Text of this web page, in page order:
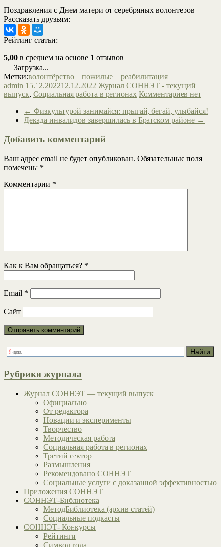
Поздравления с Днем матери от серебряных волонтеров
Рассказать друзьям:
Рейтинг статьи:
5,00 в среднем на основе 1 отзывов
Загрузка...
Метки:волонтёрство пожилые
реабилитация
admin 15.12.202212.12.2022 Журнал СОННЭТ - текущий
выпуск, Социальная работа в регионах Комментариев нет
← Физкультурой занимайся: прыгай, бегай, улыбайся!
Декада инвалидов завершилась в Братском районе →
Добавить комментарий
Ваш адрес email не будет опубликован. Обязательные поля
помечены *
Комментарий *
Как к Вам обращаться? *
Email *
Сайт
Рубрики журнала
Журнал СОННЭТ — текущий выпуск
Официально
От редактора
Новации и эксперименты
Творчество
Методическая работа
Социальная работа в регионах
Третий сектор
Размышления
Рекомендовано СОННЭТ
Социальные услуги с доказанной эффективностью
Приложения СОННЭТ
СОННЭТ-Библиотека
МетодБиблиотека (архив статей)
Социальные подкасты
СОННЭТ- Конкурсы
Рейтинги
Символ года